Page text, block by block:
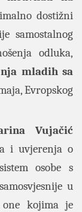
dostižni
samostalnog
odluka,
mladih sa
Evropskog
Vujačić
i uvjerenja o
osobe s
u
kojima je